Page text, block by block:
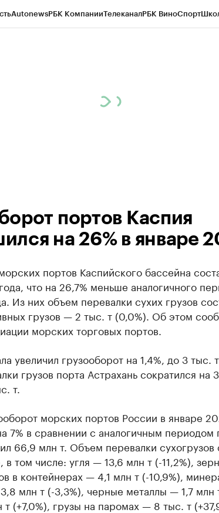
AutonewsРБК КомпанииТелеканалРБК ВиноСпорт
портов Каспия
на 26% в январе
портов Каспийского бассейна
что на 26,7% меньше аналогичного
Из них объем перевалки сухих грузов
грузов — 2 тыс. т (0,0%). Об этом
морских торговых портов.
увеличил грузооборот на 1,4%, до 3 тыс.
грузов порта Астрахань сократился на
т.
морских портов России в январе
7% в сравнении с аналогичным периодом
66,9 млн т. Объем перевалки сухогрузов
в том числе: угля — 13,6 млн т (-11,2%),
в контейнерах — 4,1 млн т (-10,9%),
млн т (-3,3%), черные металлы — 1,7 млн
т (+7,0%), грузы на паромах — 8 тыс. т